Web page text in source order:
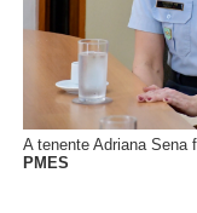
A tenente Adriana Sena
PMES